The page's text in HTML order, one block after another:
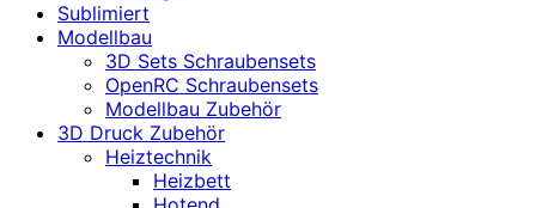
Sublimiert
Modellbau
3D Sets Schraubensets
OpenRC Schraubensets
Modellbau Zubehör
3D Druck Zubehör
Heiztechnik
Heizbett